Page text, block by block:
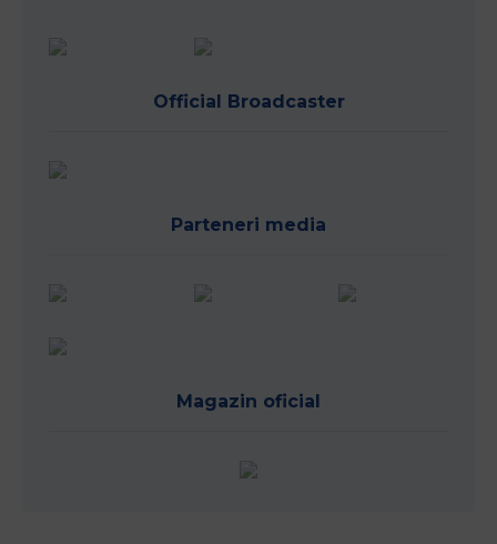
Official Broadcaster
Parteneri media
Magazin oficial